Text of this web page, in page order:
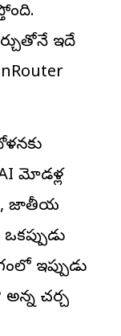
ఇదే
మోడళ్ల
జాతీయ
ఇప్పుడు
చర్చ